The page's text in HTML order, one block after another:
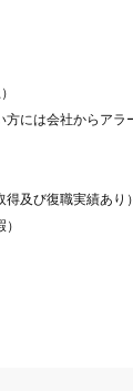
には会社からアラ
及び復職実績あり）